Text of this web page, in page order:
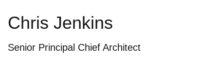
Chris Jenkins
Senior Principal Chief Architect